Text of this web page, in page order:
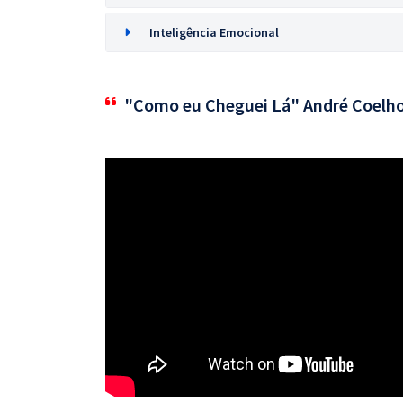
Inteligência Emocional
"Como eu Cheguei Lá" André